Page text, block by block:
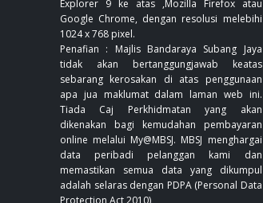
Explorer 9 ke atas ,Mozilla Firefox atau
Google Chrome, dengan resolusi melebihi
1024 x 768 pixel.
Penafian : Majlis Bandaraya Subang Jaya
tidak akan bertanggungjawab keatas
sebarang kerosakan di atas penggunaan
apa jua maklumat dalam laman web ini.
Tiada Caj Perkhidmatan yang akan
dikenakan bagi kemudahan pembayaran
online melalui My@MBSJ. MBSJ menghargai
data peribadi pelanggan kami dan
memastikan semua data yang dikumpul
adalah selaras dengan PDPA (Personal Data